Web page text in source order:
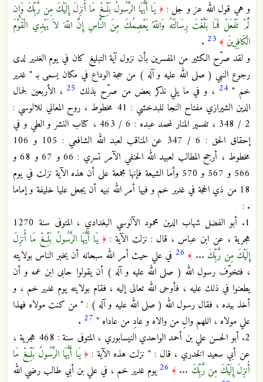
و هي قول الله عز و جل : ﴿ يَا أَيُّهَا الرَّسُولُ بَلِّغْ مَا أُنزِلَ إِلَيْكَ مِن رَّبِّكَ وَإِن
لَّمْ تَفْعَلْ فَمَا بَلَّغْتَ رِسَالَتَهُ وَاللّهُ يَعْصِمُكَ مِنَ النَّاسِ إِنَّ اللّهَ لاَ يَهْدِي الْقَوْمَ
الْكَافِرِينَ ﴾ 23
.
و لقد صرّح الكثير من المفسرين بأن نزول آية التبليغ كان في يوم الغدير لدى
رجوع النبي ( صلى الله عليه و آله ) من حجة الوداع في مكان يسمى بـ " غدير
خم " 24 ، و في ما يلي نذكر بعض من صرّح بذلك 25 ، الأربعين لجمال
الدين الشيرازي مفتاح النجا للبدخشي : 41 مخطوط ، روح المعاني للالوسي :
2 / 348 ، تفسير المنار لمحمد عبده : 6 / 463 ، كتاب النشر و الطي و في
إحقاق الحق : 6 / 347 عن المناقب لعبد الله الشافعي : 105 و 106
مخطوط ، أرجح المطالب لعبيد الله الحنفي الآمر تسري : 66 و 67 و 68 و
566 و 567 و 570 وأما الشيعة فإنها مجمعة على أن هذه الآية نزلت في يوم
18 من ذي الحجة في غدير خم و فيها أمر الله نبيه أن يجعل عليا خليفة و إماما
. :
1. أبو الفضل شهاب الدين محمود الآلوسي البغدادي ، المتوفى سنة 1270
هجرية ، عن ابن عباس ، قال : نزلت الآية : ﴿ يَا أَيُّهَا الرَّسُولُ بَلِّغْ مَا أُنزِلَ
إِلَيْكَ مِن رَّبِّكَ ... ﴾ 26 في علي حيث أمر الله سبحانه أن يخبر الناس بولايته
، فتخوّف رسول الله ( صلى الله عليه و آله ) أن يقولوا حابى ابن عمه و أن
يطعنوا في ذلك عليه ، فأوحى الله تعالى إليه ، فقام بولايته يوم غدير خم ، و
أخذ بيده ، فقال رسول الله ( صلى الله عليه و آله ) : " من كنت مولاه فهذا
علي مولاه ، اللهم والِ من والاه و عادِ من عاداه " 27
.
2. أبو الحسن علي بن أحمد الواحدي النيسابوري ، المتوفى سنة : 468 هجرية ،
عن أبي سعيد الخدري ، قال : " نزلت هذه الآية : ﴿ يَا أَيُّهَا الرَّسُولُ بَلِّغْ مَا
أُنزِلَ إِلَيْكَ مِن رَّبِّكَ ... ﴾ 26 يوم غدير خم ، في علي بن أبي طالب رضي الله